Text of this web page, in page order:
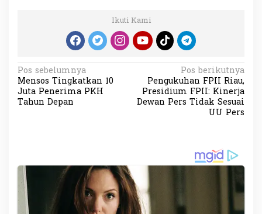
Ikuti Kami
N
a
v
s
i
p
Pos sebelumnya
Mensos Tingkatkan 10
Juta Penerima PKH
Tahun Depan
Pos berikutnya
Pengukuhan FPII Riau,
Presidium FPII: Kinerja
Dewan Pers Tidak Sesuai
UU Pers